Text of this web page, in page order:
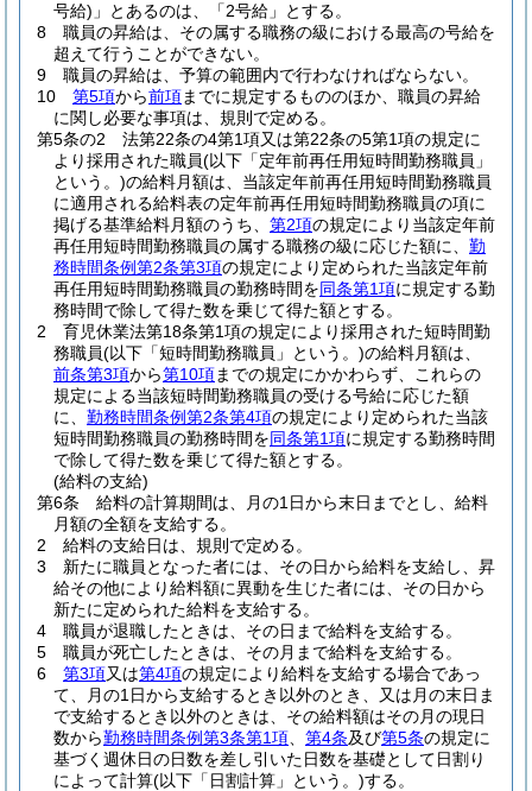
号給) 」とあるのは、「2号給」とする。
8
職員の昇給は、その属する職務の級における最高の号給を
超えて行うことができない。
9
職員の昇給は、予算の範囲内で行わなければならない。
10
第5項から前項までに規定するもののほか、職員の昇給
に関し必要な事項は、規則で定める。
第5条の2
法第22条の4第1項又は第22条の5第1項の規定に
より採用された職員(以下「定年前再任用短時間勤務職員」
という。)の給料月額は、当該定年前再任用短時間勤務職員
に適用される給料表の定年前再任用短時間勤務職員の項に
掲げる基準給料月額のうち、 第2項の規定により当該定年前
再任用短時間勤務職員の属する職務の級に応じた額に、 勤
務時間条例第2条第3項の規定により定められた当該定年前
再任用短時間勤務職員の勤務時間を同条第1項に規定する勤
務時間で除して得た数を乗じて得た額とする。
2
育児休業法第18条第1項の規定により採用された短時間勤
務職員(以下「短時間勤務職員」という。)の給料月額は、
前条第3項から第10項までの規定にかかわらず、これらの
規定による当該短時間勤務職員の受ける号給に応じた額
に、 勤務時間条例第2条第4項の規定により定められた当該
短時間勤務職員の勤務時間を同条第1項に規定する勤務時間
で除して得た数を乗じて得た額とする。
(給料の支給)
第6条
給料の計算期間は、月の1日から末日までとし、給料
月額の全額を支給する。
2
給料の支給日は、規則で定める。
3
新たに職員となった者には、その日から給料を支給し、昇
給その他により給料額に異動を生じた者には、その日から
新たに定められた給料を支給する。
4
職員が退職したときは、その日まで給料を支給する。
5
職員が死亡したときは、その月まで給料を支給する。
6
第3項又は第4項の規定により給料を支給する場合であっ
て、月の1日から支給するとき以外のとき、又は月の末日ま
で支給するとき以外のときは、その給料額はその月の現日
数から勤務時間条例第3条第1項 第4条及び第5条の規定に
基づく週休日の日数を差し引いた日数を基礎として日割り
によって計算(以下「日割計算」という。)する。